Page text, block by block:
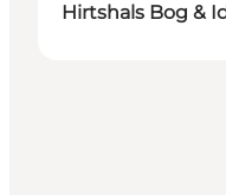
Hirtshals Bog &